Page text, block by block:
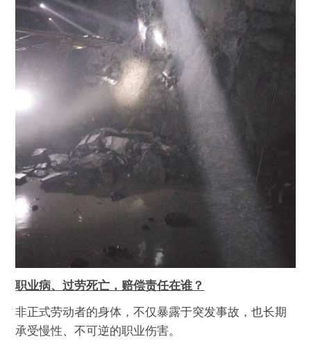
职业病、过劳死亡，赔偿责任在谁？
非正式劳动者的身体，不仅暴露于突发事故，也长期
承受慢性、不可逆的职业伤害。